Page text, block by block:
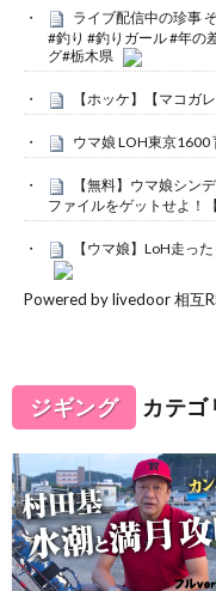
ライブ配信中の珍事
#釣り #釣りガール #年の
グ#栃木県
【ホッケ】【マコガ
ウマ娘 LOH東京
【無料】ウマ娘シン
ファイルをゲットせよ！
【ウマ娘】LoH走っ
Powered by livedoor 相互
ジギング カテゴ